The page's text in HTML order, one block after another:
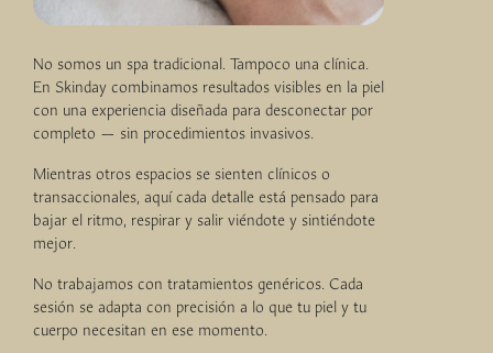
No somos un spa tradicional. Tampoco una clínica.
En Skinday combinamos resultados visibles en la piel
con una experiencia diseñada para desconectar por
completo — sin procedimientos invasivos.
Mientras otros espacios se sienten clínicos o
transaccionales, aquí cada detalle está pensado para
bajar el ritmo, respirar y salir viéndote y sintiéndote
mejor.
No trabajamos con tratamientos genéricos. Cada
sesión se adapta con precisión a lo que tu piel y tu
cuerpo necesitan en ese momento.